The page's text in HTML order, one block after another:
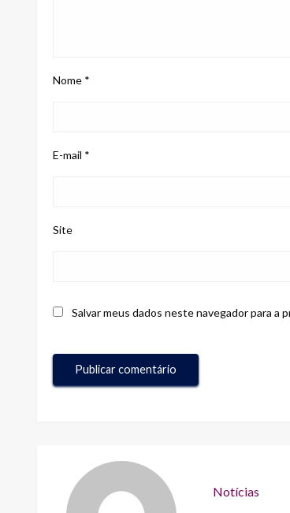
Nome *
E-mail *
Site
Salvar meus dados neste navegador para a
Notícias